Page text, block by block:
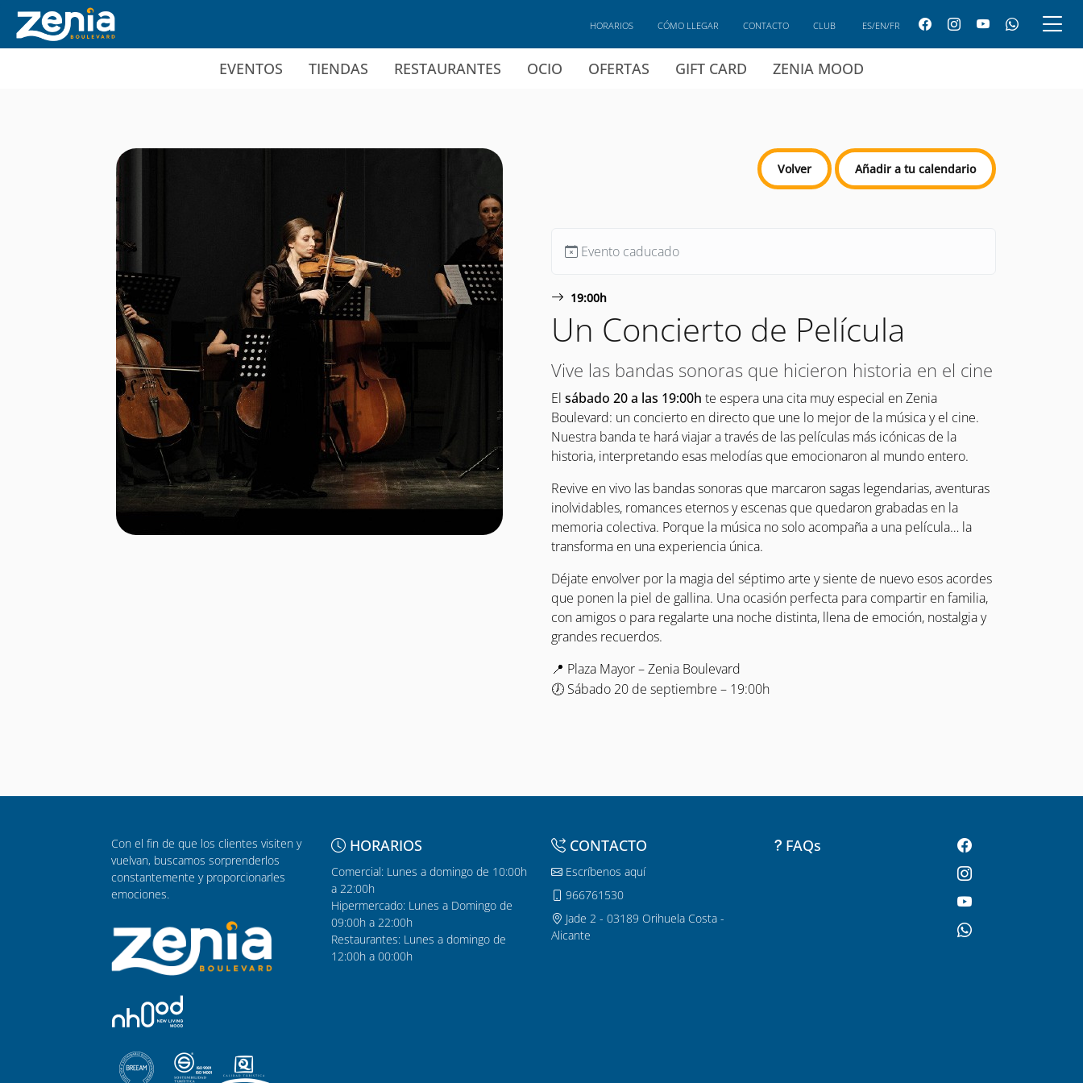
Ir al contenido principal
EVENTOS TIENDAS RESTAURANTES OCIO OFERTAS GIFT CARD ZENIA MOOD
HORARIOS CÓMO LLEGAR CONTACTO CLUB ES/EN/FR
Volver Añadir a tu calendario
Evento caducado
19:00h
Un Concierto de Película
Vive las bandas sonoras que hicieron historia en el cine
El sábado 20 a las 19:00h te espera una cita muy especial en Zenia
Boulevard: un concierto en directo que une lo mejor de la música y el cine.
Nuestra banda te hará viajar a través de las películas más icónicas de la
historia, interpretando esas melodías que emocionaron al mundo entero.
Revive en vivo las bandas sonoras que marcaron sagas legendarias, aventuras
inolvidables, romances eternos y escenas que quedaron grabadas en la
memoria colectiva. Porque la música no solo acompaña a una película… la
transforma en una experiencia única.
Déjate envolver por la magia del séptimo arte y siente de nuevo esos acordes
que ponen la piel de gallina. Una ocasión perfecta para compartir en familia,
con amigos o para regalarte una noche distinta, llena de emoción, nostalgia y
grandes recuerdos.
📍 Plaza Mayor – Zenia Boulevard
🕖 Sábado 20 de septiembre – 19:00h
Con el fin de que los clientes visiten y
vuelvan, buscamos sorprenderlos
constantemente y proporcionarles
emociones.
HORARIOS
Comercial: Lunes a domingo de 10:00h
a 22:00h
Hipermercado: Lunes a Domingo de
09:00h a 22:00h
Restaurantes: Lunes a domingo de
12:00h a 00:00h
CONTACTO
Escríbenos aquí
966761530
Jade 2 - 03189 Orihuela Costa -
Alicante
FAQs